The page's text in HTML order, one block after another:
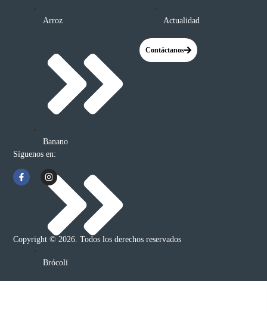
Arroz
Banano
Brócoli
Actualidad
Contáctanos
Síguenos en:
Copyright © 2026. Todos los derechos reservados